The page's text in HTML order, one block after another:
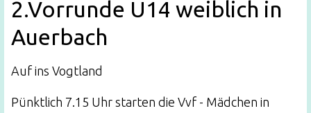
2.Vorrunde U14 weiblich in
Auerbach
Auf ins Vogtland
Pünktlich 7.15 Uhr starten die Vvf - Mädchen in